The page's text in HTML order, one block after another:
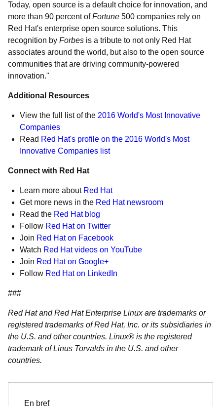
Today, open source is a default choice for innovation, and
more than 90 percent ofFortune 500 companies rely on
Red Hat's enterprise open source solutions. This
recognition by Forbes is a tribute to not only Red Hat
associates around the world, but also to the open source
communities that are driving community-powered
innovation."
Additional Resources
View the full list of the 2016 World's Most Innovative
Companies
Read Red Hat's profile on the 2016 World's Most
Innovative Companies list
Connect with Red Hat
Learn more about Red Hat
Get more news in the Red Hat newsroom
Read the Red Hat blog
Follow Red Hat on Twitter
Join Red Hat on Facebook
Watch Red Hat videos on YouTube
Join Red Hat on Google+
Follow Red Hat on LinkedIn
###
Red Hat and Red Hat Enterprise Linux are trademarks or
registered trademarks of Red Hat, Inc. or its subsidiaries in
the U.S. and other countries. Linux® is the registered
trademark of Linus Torvalds in the U.S. and other
countries.
En bref